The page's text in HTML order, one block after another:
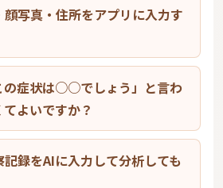
写真・住所をアプリに入力す
の症状は○○でしょう」と言わ
よいですか？
録をAIに入力して分析しても